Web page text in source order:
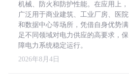
机械、防火和防护性能。在应用上，
广泛用于商业建筑、工业厂房、医院
和数据中心等场所，凭借自身优势满
足不同领域对电力供应的高要求，保
障电力系统稳定运行。
2026年8月4日